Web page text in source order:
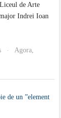
de Arte
Indrei Ioan
· Agora